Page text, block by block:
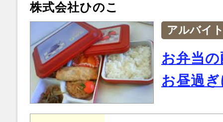
株式会社ひのこ
アルバイ
お弁当
お昼過